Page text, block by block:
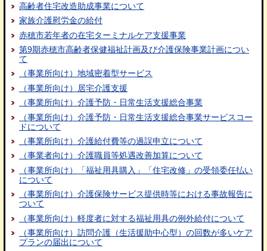
高齢者住宅改造助成事業について
家族介護慰労金の給付
赤穂市若年者の在宅ターミナルケア支援事業
第9期赤穂市高齢者保健福祉計画及び介護保険事業計画につい
て
（事業所向け）地域密着型サービス
（事業所向け）居宅介護支援
（事業所向け）介護予防・日常生活支援総合事業
（事業所向け）介護予防・日常生活支援総合事業サービスコー
ドについて
（事業所向け）介護給付費等の過誤申立について
（事業者向け）介護職員等処遇改善加算について
（事業所向け）「福祉用具購入」「住宅改修」の受領委任払い
について
（事業所向け）介護保険サービス提供時等における事故報告に
ついて
（事業所向け）軽度者に対する福祉用具の例外給付について
（事業所向け）訪問介護（生活援助中心型）の回数が多いケア
プランの届出について